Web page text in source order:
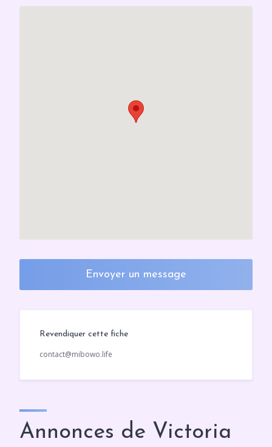
Envoyer un message
Revendiquer cette fiche
contact@mibowo.life
Annonces de Victoria